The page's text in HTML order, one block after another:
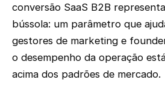
conversão SaaS B2B
bússola: um parâmetro que
gestores de marketing e
o desempenho da operação
acima dos padrões de mercado.